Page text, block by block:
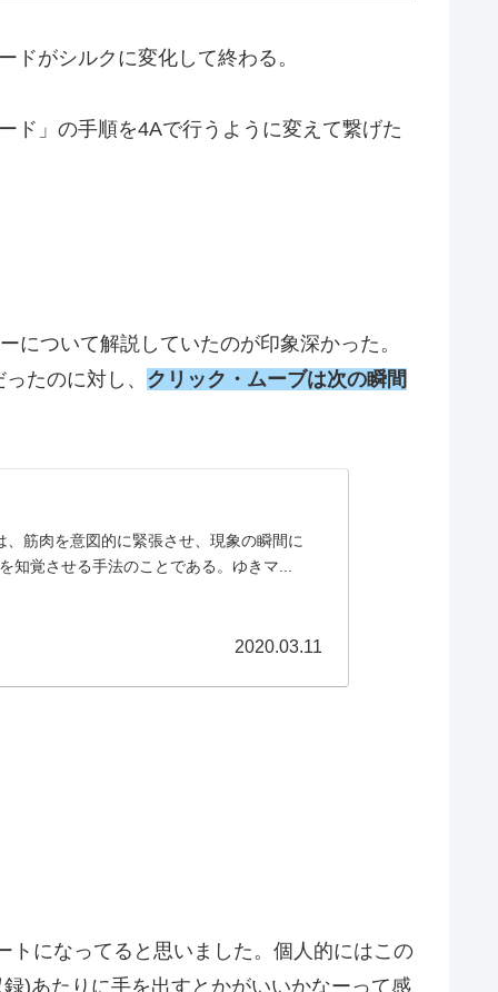
がシルクに変化して終わる。
ド」の手順を4Aで行うように変えて繋げた
について解説していたのが印象深かった。
ったのに対し、 クリック・ムーブは次の瞬間
筋肉を意図的に緊張させ、現象の瞬間に
知覚させる手法のことである。ゆきマ...
2020.03.11
トになってると思いました。個人的にはこの
)あたりに手を出すとかがいいかなーって感